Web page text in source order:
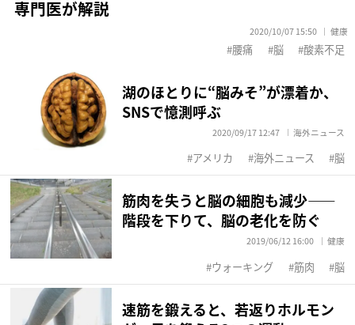
専門医が解説
2020/10/07 15:50 健康
腰痛 脳 酸素不足
湖のほとりに“脳みそ”が漂着か、
SNSで憶測呼ぶ
2020/09/17 12:47 海外ニュース
アメリカ 海外ニュース 脳
筋肉を失うと脳の細胞も減少――
階段を下りて、脳の老化を防ぐ
2019/06/12 16:00 健康
ウォーキング 筋肉 脳
速筋を鍛えると、若返りホルモン